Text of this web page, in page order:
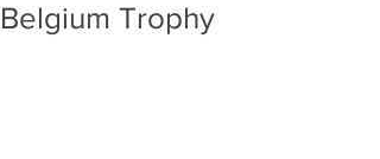
Belgium Trophy